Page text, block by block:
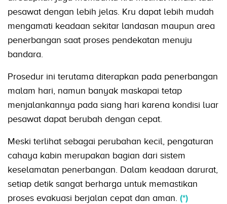
pesawat dengan lebih jelas. Kru dapat lebih mudah
mengamati keadaan sekitar landasan maupun area
penerbangan saat proses pendekatan menuju
bandara.
Prosedur ini terutama diterapkan pada penerbangan
malam hari, namun banyak maskapai tetap
menjalankannya pada siang hari karena kondisi luar
pesawat dapat berubah dengan cepat.
Meski terlihat sebagai perubahan kecil, pengaturan
cahaya kabin merupakan bagian dari sistem
keselamatan penerbangan. Dalam keadaan darurat,
setiap detik sangat berharga untuk memastikan
proses evakuasi berjalan cepat dan aman. (*)